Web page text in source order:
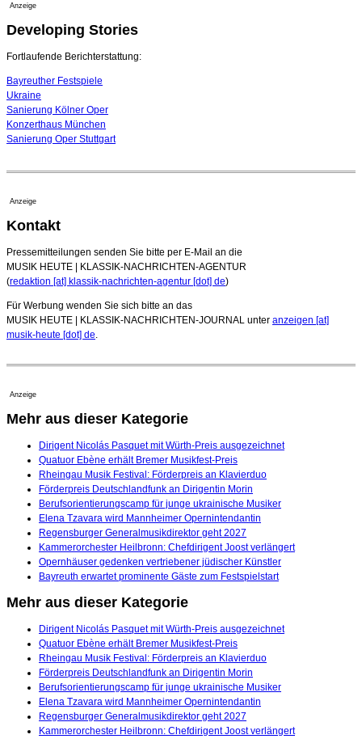
Dirigent Nicolás Pasquet mit Würth-Preis der
Jeunesses Musicales ausgezeichnet
07. August 2026 - 13:20 Uhr
Anzeige
Developing Stories
Fortlaufende Berichterstattung:
Bayreuther Festspiele
Ukraine
Sanierung Kölner Oper
Konzerthaus München
Sanierung Oper Stuttgart
Anzeige
Kontakt
Pressemitteilungen senden Sie bitte per E-Mail an die
MUSIK HEUTE | KLASSIK-NACHRICHTEN-AGENTUR
(redaktion [at] klassik-nachrichten-agentur [dot] de)
Für Werbung wenden Sie sich bitte an das
MUSIK HEUTE | KLASSIK-NACHRICHTEN-JOURNAL unter anzeigen [at]
musik-heute [dot] de
Anzeige
Mehr aus dieser Kategorie
Dirigent Nicolás Pasquet mit Würth-Preis ausgezeichnet
Quatuor Ebène erhält Bremer Musikfest-Preis
Rheingau Musik Festival: Förderpreis an Klavierduo
Förderpreis Deutschlandfunk an Dirigentin Morin
Berufsorientierungscamp für junge ukrainische Musiker
Elena Tzavara wird Mannheimer Opernintendantin
Regensburger Generalmusikdirektor geht 2027
Kammerorchester Heilbronn: Chefdirigent Joost verlängert
Opernhäuser gedenken vertriebener jüdischer Künstler
Bayreuth erwartet prominente Gäste zum Festspielstart
Mehr aus dieser Kategorie
Dirigent Nicolás Pasquet mit Würth-Preis ausgezeichnet
Quatuor Ebène erhält Bremer Musikfest-Preis
Rheingau Musik Festival: Förderpreis an Klavierduo
Förderpreis Deutschlandfunk an Dirigentin Morin
Berufsorientierungscamp für junge ukrainische Musiker
Elena Tzavara wird Mannheimer Opernintendantin
Regensburger Generalmusikdirektor geht 2027
Kammerorchester Heilbronn: Chefdirigent Joost verlängert